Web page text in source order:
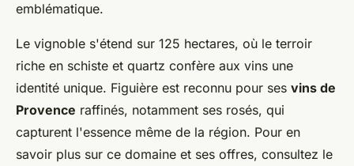
emblématique.
Le vignoble s'étend sur 125 hectares, où le terroir
riche en schiste et quartz confère aux vins une
identité unique. Figuière est reconnu pour ses vins de
Provence raffinés, notamment ses rosés, qui
capturent l'essence même de la région. Pour en
savoir plus sur ce domaine et ses offres, consultez le